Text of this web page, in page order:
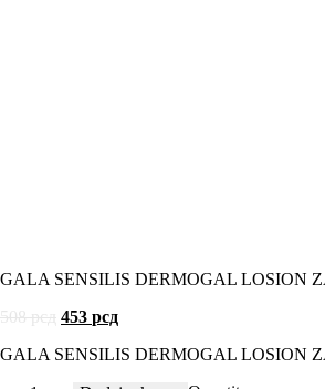
GALA SENSILIS DERMOGAL LOSION
508рсд 453 рсд
GALA SENSILIS DERMOGAL LOSION